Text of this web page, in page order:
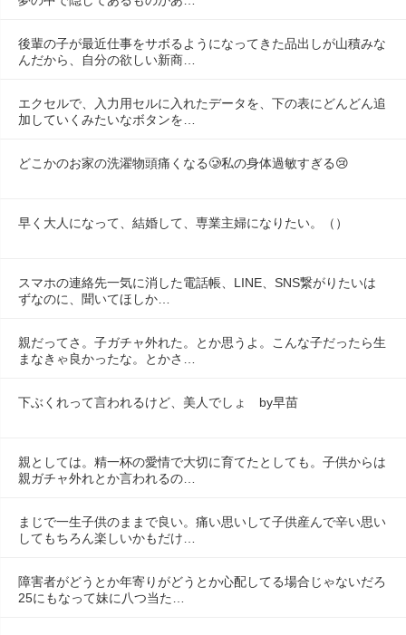
後輩の子が最近仕事をサボるようになってきた品出しが山積みな
んだから、自分の欲しい新商…
エクセルで、入力用セルに入れたデータを、下の表にどんどん追
加していくみたいなボタンを…
どこかのお家の洗濯物頭痛くなる🥲私の身体過敏すぎる😢
早く大人になって、結婚して、専業主婦になりたい。（）
スマホの連絡先一気に消した電話帳、LINE、SNS繋がりたいは
ずなのに、聞いてほしか…
親だってさ。子ガチャ外れた。とか思うよ。こんな子だったら生
まなきゃ良かったな。とかさ…
下ぶくれって言われるけど、美人でしょ　by早苗
親としては。精一杯の愛情で大切に育てたとしても。子供からは
親ガチャ外れとか言われるの…
まじで一生子供のままで良い。痛い思いして子供産んで辛い思い
してもちろん楽しいかもだけ…
障害者がどうとか年寄りがどうとか心配してる場合じゃないだろ
25にもなって妹に八つ当た…